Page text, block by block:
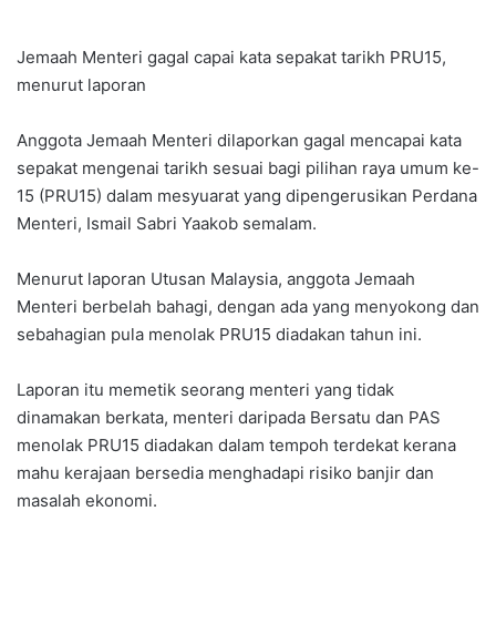
Jemaah Menteri gagal capai kata sepakat tarikh PRU15,
menurut laporan
Anggota Jemaah Menteri dilaporkan gagal mencapai kata
sepakat mengenai tarikh sesuai bagi pilihan raya umum ke-
15 (PRU15) dalam mesyuarat yang dipengerusikan Perdana
Menteri, Ismail Sabri Yaakob semalam.
Menurut laporan Utusan Malaysia, anggota Jemaah
Menteri berbelah bahagi, dengan ada yang menyokong dan
sebahagian pula menolak PRU15 diadakan tahun ini.
Laporan itu memetik seorang menteri yang tidak
dinamakan berkata, menteri daripada Bersatu dan PAS
menolak PRU15 diadakan dalam tempoh terdekat kerana
mahu kerajaan bersedia menghadapi risiko banjir dan
masalah ekonomi.